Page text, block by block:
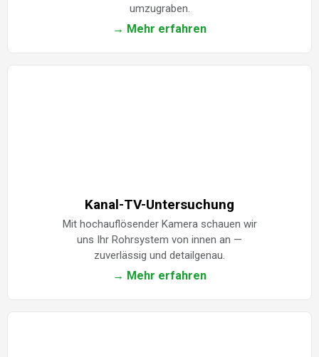
umzugraben.
→ Mehr erfahren
Kanal-TV-Untersuchung
Mit hochauflösender Kamera schauen wir
uns Ihr Rohrsystem von innen an —
zuverlässig und detailgenau.
→ Mehr erfahren